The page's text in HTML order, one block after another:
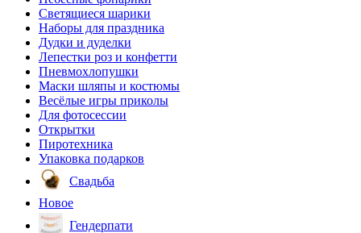
Светящиеся шарики
Наборы для праздника
Дудки и дуделки
Лепестки роз и конфетти
Пневмохлопушки
Маски шляпы и костюмы
Весёлые игры приколы
Для фотосессии
Открытки
Пиротехника
Упаковка подарков
Свадьба
Новое
Гендерпати